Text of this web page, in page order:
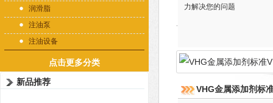
润滑脂
注油泵
注油设备
点击更多分类
新品推荐
力解决您的问题
VHG金属添加剂标